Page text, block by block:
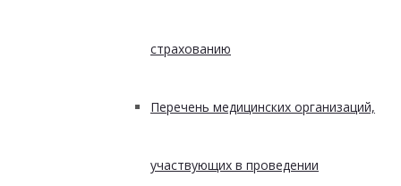
страхованию
Перечень медицинских организаций,
участвующих в проведении